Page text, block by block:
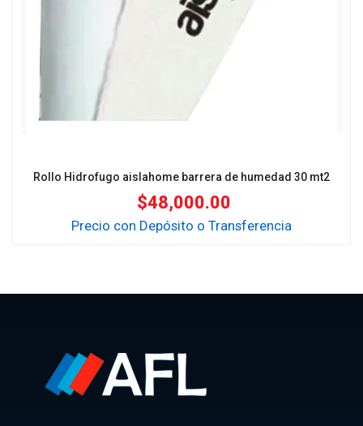
Rollo Hidrofugo aislahome barrera de humedad 30 mt2
$48,000.00
Precio con Depósito o Transferencia